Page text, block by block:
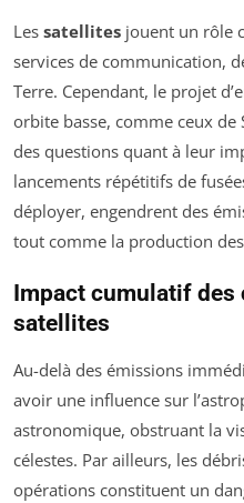
Les satellites jouent un rôle
services de communication,
Terre. Cependant, le projet
orbite basse, comme ceux
des questions quant à leur
lancements répétitifs de
déployer, engendrent des
tout comme la production
Impact cumulatif
satellites
Au-delà des émissions
avoir une influence sur
astronomique, obstruant la
célestes. Par ailleurs, les
opérations constituent un